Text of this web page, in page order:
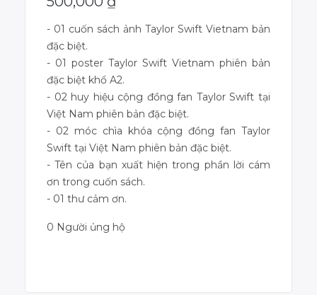
- 01 cuốn sách ảnh Taylor Swift Vietnam bản
đặc biệt.
- 01 poster Taylor Swift Vietnam phiên bản
đặc biệt khổ A2.
- 02 huy hiệu cộng đồng fan Taylor Swift tại
Việt Nam phiên bản đặc biệt.
- 02 móc chìa khóa cộng đồng fan Taylor
Swift tại Việt Nam phiên bản đặc biệt.
- Tên của bạn xuất hiện trong phần lời cám
ơn trong cuốn sách.
- 01 thư cảm ơn.
0 Người ủng hộ